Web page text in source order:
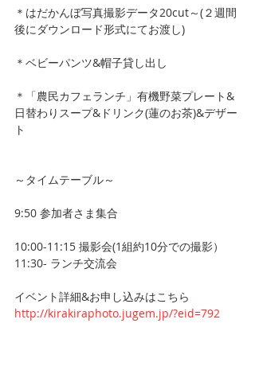
＊はだかんぼ写真撮影データ20cut～(２週間
後にダウンロード形式にてお渡し)
＊ベビーパンツ&帽子貸し出し
＊「農民カフェランチ」有機野菜プレート&
日替わりスープ&ドリンク(蓮のお茶)&デザー
ト
～タイムテーブル～
9:50 参加者さま集合
10:00-11:15 撮影会(1組約10分での撮影）
11:30- ランチ交流会
イベント詳細&お申し込みはこちら
http://kirakiraphoto.jugem.jp/?eid=792